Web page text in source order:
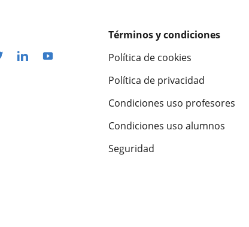
Términos y condiciones
Política de cookies
Política de privacidad
Condiciones uso profesores
Condiciones uso alumnos
Seguridad